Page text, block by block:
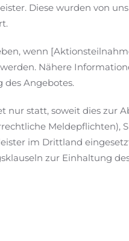
Diese wurden von
wenn
Nähere
des Angebotes.
nur statt, soweit dies zur
Meldepflichten),
im Drittland
zur Einhaltung